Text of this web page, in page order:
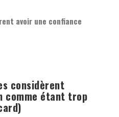
avoir une confiance
considèrent
comme étant trop